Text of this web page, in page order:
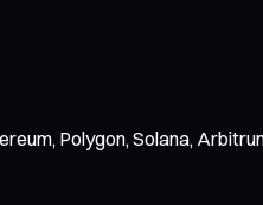
Polygon, Solana,